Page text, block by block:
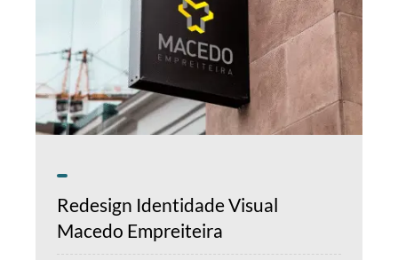
Redesign Identidade Visual
Macedo Empreiteira